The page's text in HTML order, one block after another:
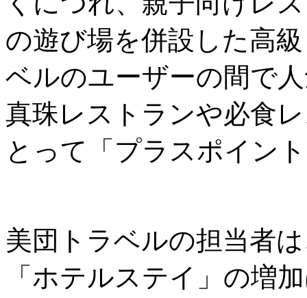
の遊び場を併設した高
ベルのユーザーの間で
真珠レストランや必食
とって「プラスポイン
美団トラベルの担当者
「ホテルステイ」の増